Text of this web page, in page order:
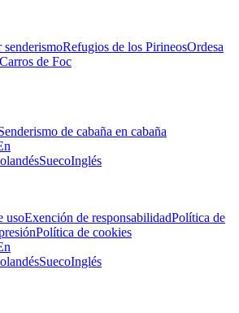
senderismoRefugios de los PirineosOrdesa
Carros de Foc
de cabaña en cabaña
SuecoInglés
usoExención de responsabilidadPolítica de
Política de cookies
SuecoInglés